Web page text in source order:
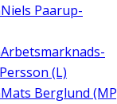
Niels Paarup-
Arbetsmarknads-
(L)
Mats Berglund